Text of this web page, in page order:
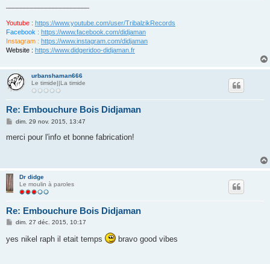
Youtube : https://www.youtube.com/user/TribalzikRecords
Facebook : https://www.facebook.com/didjaman
Instagram : https://www.instagram.com/didjaman
Website : https://www.didgeridoo-didjaman.fr
urbanshaman666
Le timide||La timide
Re: Embouchure Bois Didjaman
M
s
dim. 29 nov. 2015, 13:47
merci pour l'info et bonne fabrication!
Dr didge
Le moulin à paroles
Re: Embouchure Bois Didjaman
M
s
dim. 27 déc. 2015, 10:17
yes nikel raph il etait temps bravo good vibes